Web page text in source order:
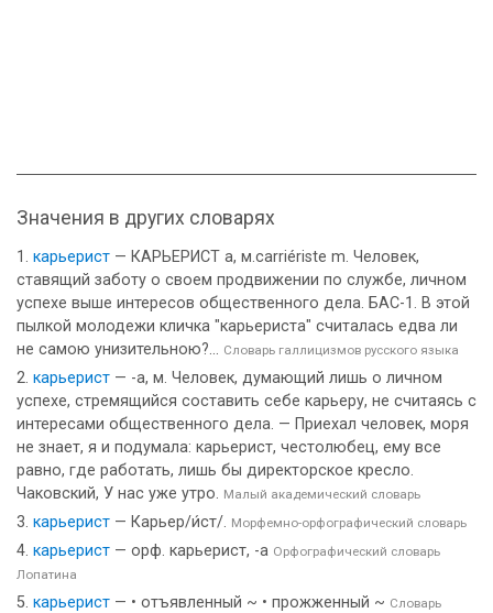
Значения в других словарях
карьерист — КАРЬЕРИСТ а, м.carriériste m. Человек,
ставящий заботу о своем продвижении по службе, личном
успехе выше интересов общественного дела. БАС-1. В этой
пылкой молодежи кличка "карьериста" считалась едва ли
не самою унизительною?... Словарь галлицизмов русского языка
карьерист — -а, м. Человек, думающий лишь о личном
успехе, стремящийся составить себе карьеру, не считаясь с
интересами общественного дела. — Приехал человек, моря
не знает, я и подумала: карьерист, честолюбец, ему все
равно, где работать, лишь бы директорское кресло.
Чаковский, У нас уже утро. Малый академический словарь
карьерист — Карьер/и́ст/. Морфемно-орфографический словарь
карьерист — орф. карьерист, -а Орфографический словарь
Лопатина
карьерист — • отъявленный ~ • прожженный ~ Словарь